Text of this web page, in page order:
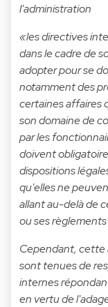
l'administration
«les directives
dans le cadre de
adopter pour se
notamment des
certaines affaires
son domaine de
par les
doivent
dispositions
qu'elles ne
allant au-delà de
ou ses
Cependant, cette
sont tenues de
internes
en vertu de